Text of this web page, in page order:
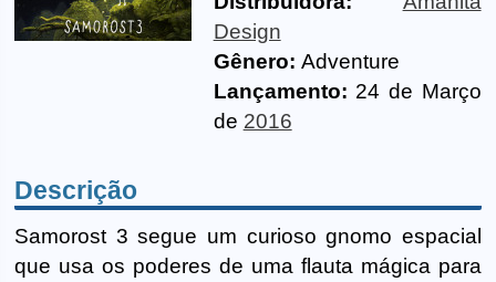
Design
Gênero: Adventure
Lançamento: 24 de Março
de 2016
Descrição
Samorost 3 segue um curioso gnomo espacial
que usa os poderes de uma flauta mágica para